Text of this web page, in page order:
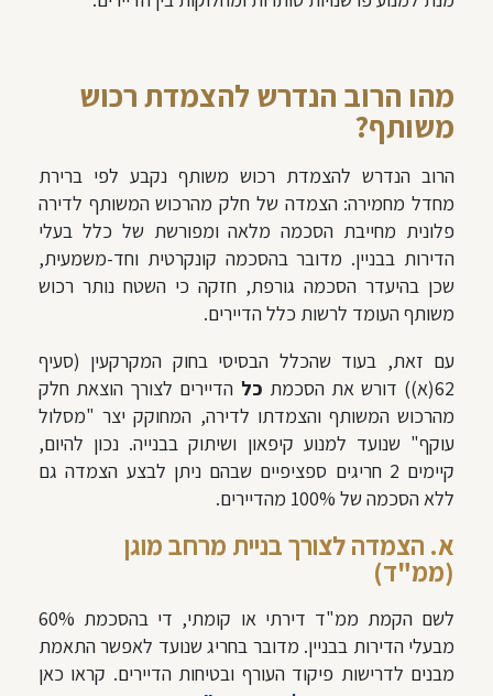
מהו הרוב הנדרש להצמדת רכוש
משותף?
הרוב הנדרש להצמדת רכוש משותף נקבע לפי ברירת
מחדל מחמירה: הצמדה של חלק מהרכוש המשותף לדירה
פלונית מחייבת הסכמה מלאה ומפורשת של כלל בעלי
הדירות בבניין. מדובר בהסכמה קונקרטית וחד-משמעית,
שכן בהיעדר הסכמה גורפת, חזקה כי השטח נותר רכוש
משותף העומד לרשות כלל הדיירים.
עם זאת, בעוד שהכלל הבסיסי בחוק המקרקעין (סעיף
62(א)) דורש את הסכמת
כל הדיירים לצורך הוצאת חלק
מהרכוש המשותף והצמדתו לדירה, המחוקק יצר "מסלול
עוקף" שנועד למנוע קיפאון ושיתוק בבנייה. נכון להיום,
קיימים 2 חריגים ספציפיים שבהם ניתן לבצע הצמדה גם
ללא הסכמה של 100% מהדיירים.
א. הצמדה לצורך בניית מרחב מוגן
(ממ"ד)
לשם הקמת ממ"ד דירתי או קומתי, די בהסכמת 60%
מבעלי הדירות בבניין. מדובר בחריג שנועד לאפשר התאמת
מבנים לדרישות פיקוד העורף ובטיחות הדיירים. קראו כאן